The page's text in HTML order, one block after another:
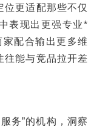
位更适配那些不仅
表现出更强专业*
配合输出更多维
往能与竞品拉开差
”的机构，洞察